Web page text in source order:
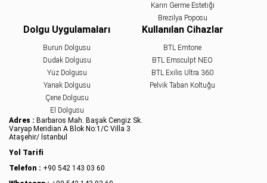
Karın Germe Estetiği
Brezilya Poposu
Dolgu Uygulamaları
Burun Dolgusu
Dudak Dolgusu
Yüz Dolgusu
Yanak Dolgusu
Çene Dolgusu
El Dolgusu
Kullanılan Cihazlar
BTL Emtone
BTL Emsculpt NEO
BTL Exilis Ultra 360
Pelvik Taban Koltuğu
Adres : Barbaros Mah. Başak Cengiz Sk.
Varyap Meridian A Blok No:1/C Villa 3
Ataşehir/ İstanbul
Yol Tarifi
Telefon : +90 542 143 03 60